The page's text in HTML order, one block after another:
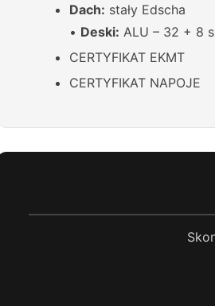
Dach: stały Edscha
• Deski: ALU – 32 + 8
CERTYFIKAT EKMT
CERTYFIKAT NAPOJE